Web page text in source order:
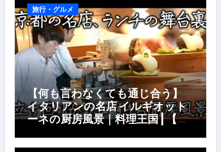
旅行・グルメ
【何も言わなくても通じ合う】
イタリアンの名店 イルギオット
ーネの厨房風景｜料理王国 | 【厨
風景】